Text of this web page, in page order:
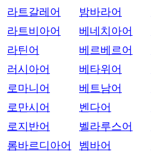
라트갈레어
라트비아어
라틴어
러시아어
로마니어
로만시어
로지반어
롬바르디아어
밤바라어
베네치아어
베르베르어
베타위어
베트남어
벤다어
벨라루스어
벰바어